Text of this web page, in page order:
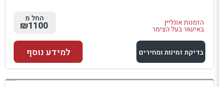
הזמנות אונליין
באישור בעל הצימר
החל מ
₪1100
בדיקת זמינות ומחירים
למתחם זה
למידע נוסף